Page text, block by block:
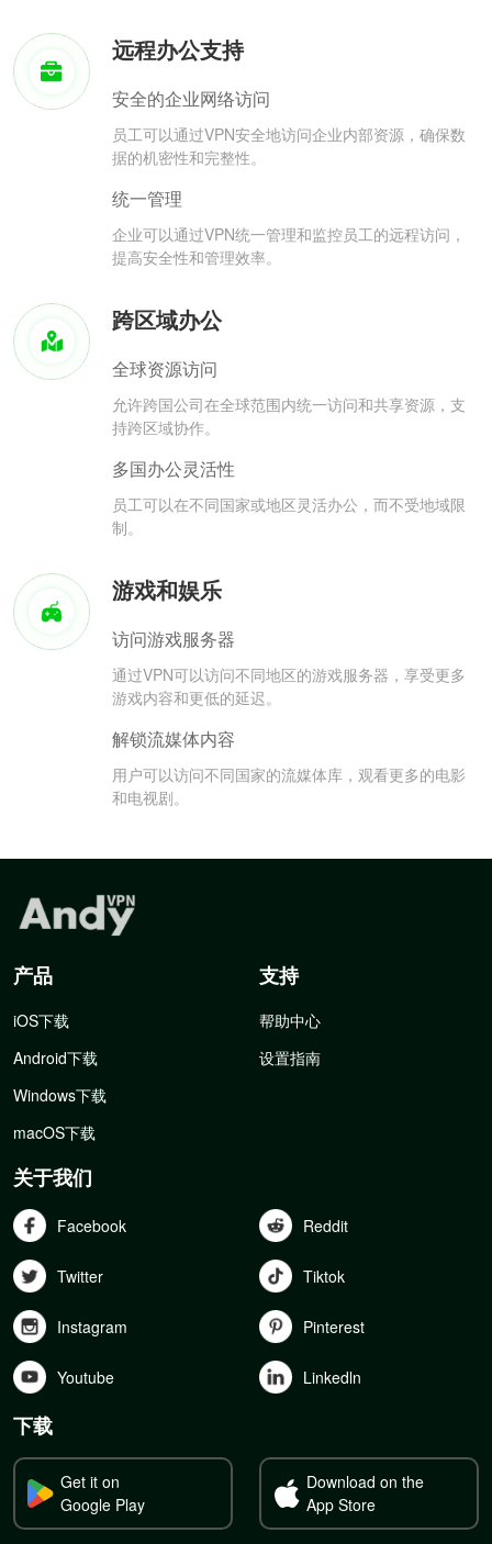
远程办公支持
安全的企业网络访问
员工可以通过VPN安全地访问企业内部资源，确保数
据的机密性和完整性。
统一管理
企业可以通过VPN统一管理和监控员工的远程访问，
提高安全性和管理效率。
跨区域办公
全球资源访问
允许跨国公司在全球范围内统一访问和共享资源，支
持跨区域协作。
多国办公灵活性
员工可以在不同国家或地区灵活办公，而不受地域限
制。
游戏和娱乐
访问游戏服务器
通过VPN可以访问不同地区的游戏服务器，享受更多
游戏内容和更低的延迟。
解锁流媒体内容
用户可以访问不同国家的流媒体库，观看更多的电影
和电视剧。
产品
iOS下载
Android下载
Windows下载
macOS下载
支持
帮助中心
设置指南
关于我们
Facebook Reddit
Twitter Tiktok
Instagram Pinterest
Youtube Linkedln
下载
Get it on
Google Play
Download on the
App Store